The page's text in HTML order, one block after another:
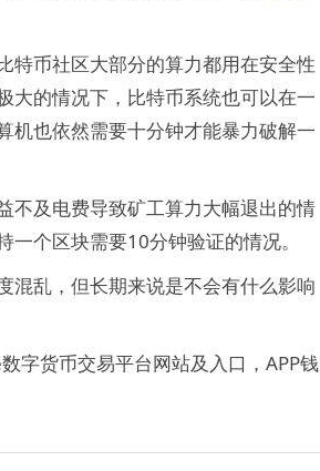
币社区大部分的算力都用在安全性
大的情况下，比特币系统也可以在一
机也依然需要十分钟才能暴力破解一
及电费导致矿工算力大幅退出的情
个区块需要10分钟验证的情况。
乱，但长期来说是不会有什么影响
字货币交易平台网站及入口，APP钱